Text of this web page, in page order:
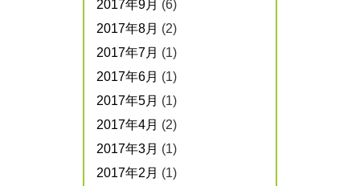
2017年9月 (6)
2017年8月 (2)
2017年7月 (1)
2017年6月 (1)
2017年5月 (1)
2017年4月 (2)
2017年3月 (1)
2017年2月 (1)